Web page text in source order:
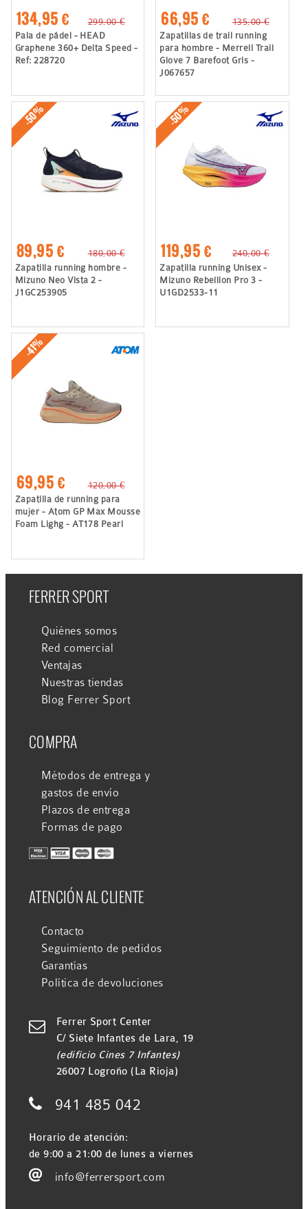
134,95 €
299,00 €
Pala de pádel - HEAD
Graphene 360+ Delta Speed -
Ref: 228720
66,95 €
135,00 €
Zapatillas de trail running
para hombre - Merrell Trail
Glove 7 Barefoot Gris -
J067657
-50%
89,95 €
180,00 €
Zapatilla running hombre -
Mizuno Neo Vista 2 -
J1GC253905
-50%
119,95 €
240,00 €
Zapatilla running Unisex -
Mizuno Rebellion Pro 3 -
U1GD2533-11
-41%
69,95 €
120,00 €
Zapatilla de running para
mujer - Atom GP Max Mousse
Foam Lighg - AT178 Pearl
FERRER SPORT
Quiénes somos
Red comercial
Ventajas
Nuestras tiendas
Blog Ferrer Sport
COMPRA
Métodos de entrega y
gastos de envío
Plazos de entrega
Formas de pago
ATENCIÓN AL CLIENTE
Contacto
Seguimiento de pedidos
Garantías
Política de devoluciones

Ferrer Sport Center
C/ Siete Infantes de Lara, 19
(edificio Cines 7 Infantes)
26007 Logroño (La Rioja)
 941 485 042
Horario de atención:
de 9:00 a 21:00 de lunes a viernes
 info@ferrersport.com